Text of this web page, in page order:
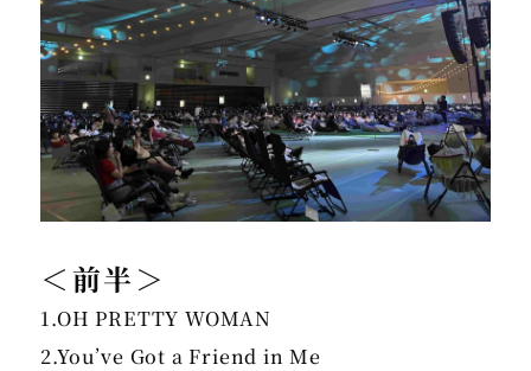
＜前半＞
1.OH PRETTY WOMAN
2.You’ve Got a Friend in Me